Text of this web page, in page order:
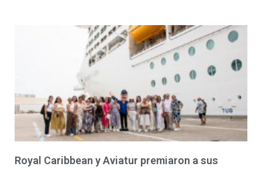
Royal Caribbean y Aviatur premiaron a sus